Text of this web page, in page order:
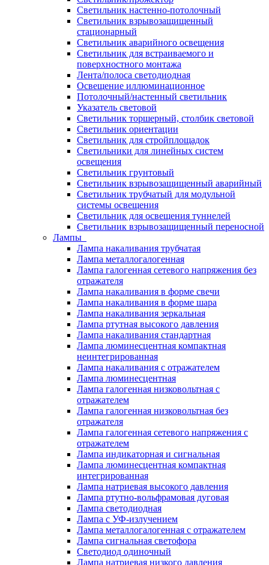
Светильник настенно-потолочный
Светильник взрывозащищенный
стационарный
Светильник аварийного освещения
Светильник для встраиваемого и
поверхностного монтажа
Лента/полоса светодиодная
Освещение иллюминационное
Потолочный/настенный светильник
Указатель световой
Светильник торшерный, столбик световой
Светильник ориентации
Светильник для стройплощадок
Светильники для линейных систем
освещения
Светильник грунтовый
Светильник взрывозащищенный аварийный
Светильник трубчатый для модульной
системы освещения
Светильник для освещения туннелей
Светильник взрывозащищенный переносной
Лампы
Лампа накаливания трубчатая
Лампа металлогалогенная
Лампа галогенная сетевого напряжения без
отражателя
Лампа накаливания в форме свечи
Лампа накаливания в форме шара
Лампа накаливания зеркальная
Лампа ртутная высокого давления
Лампа накаливания стандартная
Лампа люминесцентная компактная
неинтегрированная
Лампа накаливания с отражателем
Лампа люминесцентная
Лампа галогенная низковольтная с
отражателем
Лампа галогенная низковольтная без
отражателя
Лампа галогенная сетевого напряжения с
отражателем
Лампа индикаторная и сигнальная
Лампа люминесцентная компактная
интегрированная
Лампа натриевая высокого давления
Лампа ртутно-вольфрамовая дуговая
Лампа светодиодная
Лампа с УФ-излучением
Лампа металлогалогенная с отражателем
Лампа сигнальная светофора
Светодиод одиночный
Лампа натриевая низкого давления